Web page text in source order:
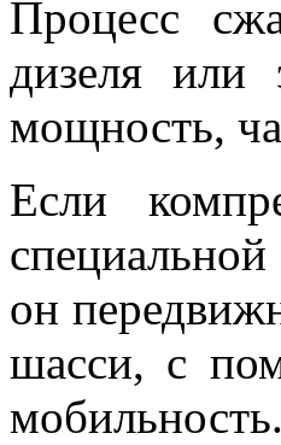
Процесс
дизеля или
мощность,
Если
он
шасси, с
мобильность.